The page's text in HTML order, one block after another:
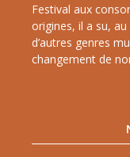
Festival aux
origines, il a su,
d’autres genres
changement de